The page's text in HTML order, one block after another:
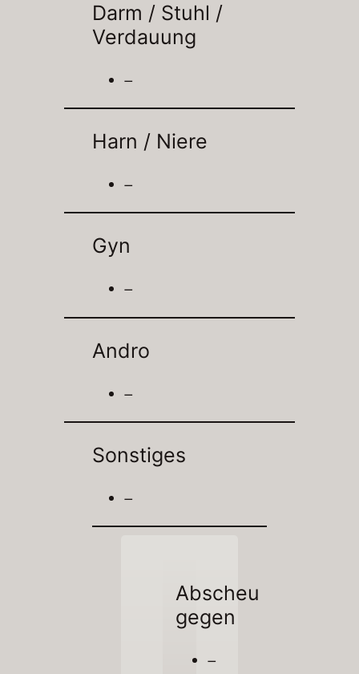
Darm / Stuhl /
Verdauung
–
Harn / Niere
–
Gyn
–
Andro
–
Sonstiges
–
Abscheu
gegen
–